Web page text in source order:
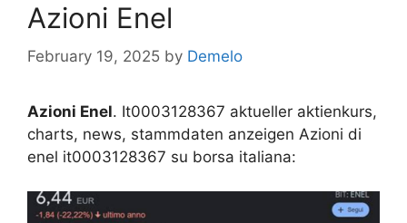
Azioni Enel
February 19, 2025 by Demelo
Azioni Enel. It0003128367 aktueller aktienkurs,
charts, news, stammdaten anzeigen Azioni di
enel it0003128367 su borsa italiana: